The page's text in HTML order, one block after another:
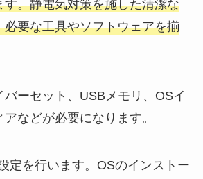
す。静電気対策を施した清潔な
必要な工具やソフトウェアを揃
ーセット、USBメモリ、OSイ
などが必要になります。
定を行います。OSのインストー